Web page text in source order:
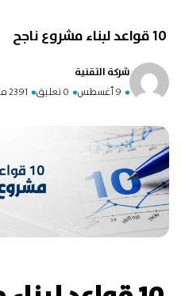
شركة التقنية
9 أغسطس 0 تعليق 2391 مشاهدة